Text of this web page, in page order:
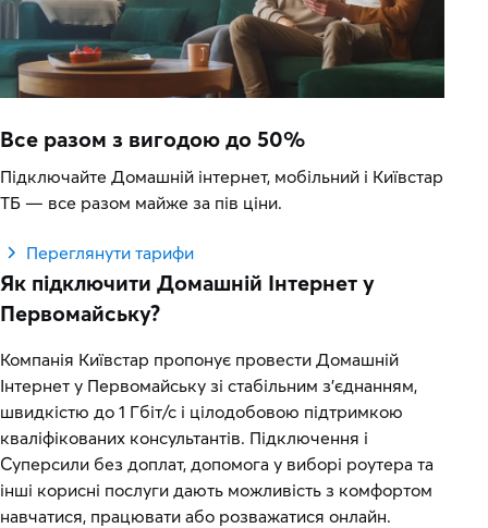
Все разом з вигодою до 50%
Підключайте Домашній інтернет, мобільний і Київстар
ТБ — все разом майже за пів ціни.
Переглянути тарифи
Як підключити Домашній Інтернет у
Первомайську?
Компанія Київстар пропонує провести Домашній
Інтернет у Первомайську зі стабільним з’єднанням,
швидкістю до 1 Гбіт/с і цілодобовою підтримкою
кваліфікованих консультантів. Підключення і
Суперсили без доплат, допомога у виборі роутера та
інші корисні послуги дають можливість з комфортом
навчатися, працювати або розважатися онлайн.